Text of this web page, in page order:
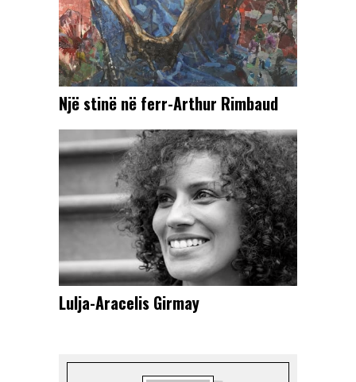
Një stinë në ferr-Arthur Rimbaud
Lulja-Aracelis Girmay